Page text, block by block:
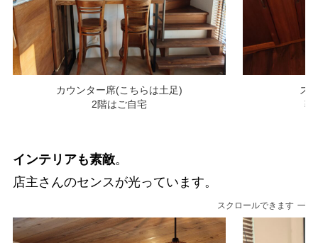
カウンター席(こちらは土足)
2階はご自宅
ス
靴
インテリアも素敵。
店主さんのセンスが光っています。
スクロールできます